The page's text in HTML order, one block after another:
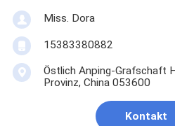
Miss. Dora
15383380882
Östlich Anping-Grafschaft
Provinz, China 053600
Kontakt